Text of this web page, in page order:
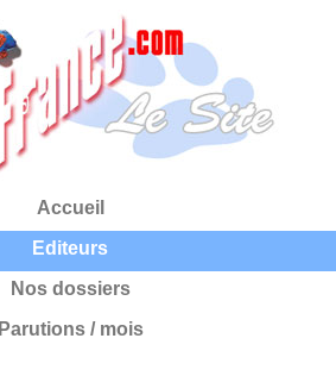
Accueil
Editeurs
Nos dossiers
Parutions / mois